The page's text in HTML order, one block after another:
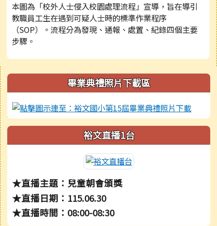
本圖為「校外人士侵入校園處理流程」宣導，旨在導引
教職員工生在遇到可疑人士時的標準作業程序
（SOP）。流程分為發現、通報、處置、紀錄四個主要
步驟。
右邊區域內容畢業典禮照片下載區
裕文直播1台
★直播主題：兒童朝會頒獎
★直播日期：115.06.30
★直播時間：08:00-08:30